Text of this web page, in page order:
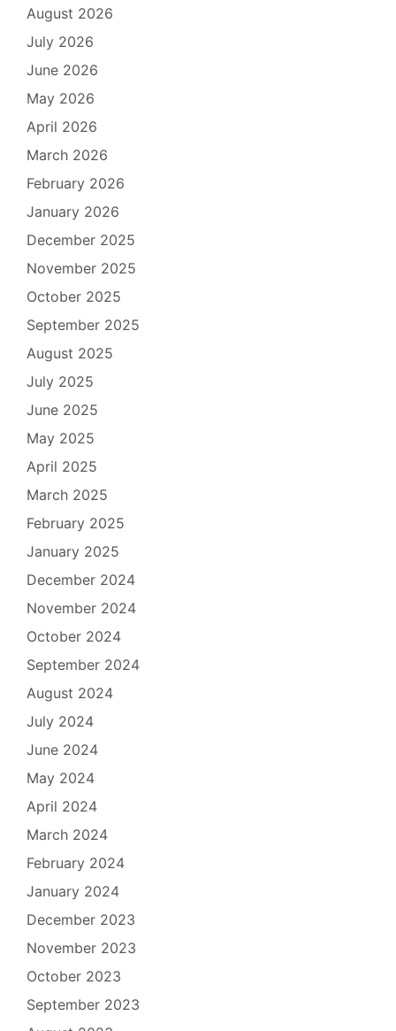
August 2026
July 2026
June 2026
May 2026
April 2026
March 2026
February 2026
January 2026
December 2025
November 2025
October 2025
September 2025
August 2025
July 2025
June 2025
May 2025
April 2025
March 2025
February 2025
January 2025
December 2024
November 2024
October 2024
September 2024
August 2024
July 2024
June 2024
May 2024
April 2024
March 2024
February 2024
January 2024
December 2023
November 2023
October 2023
September 2023